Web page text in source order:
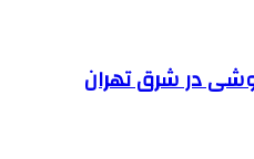
در شرق تهران